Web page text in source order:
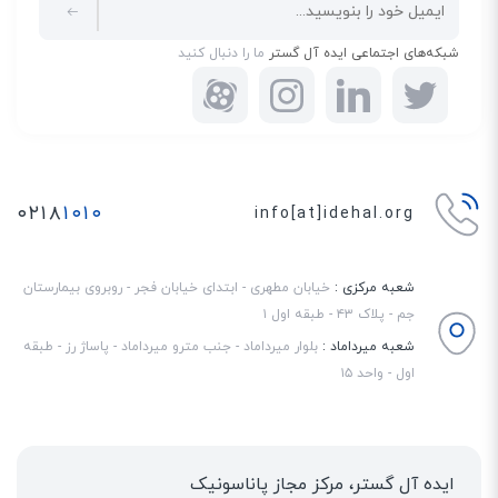
شبکه‌های اجتماعی ایده آل گسترما را دنبال کنید
info[at]idehal.org ۰۲۱۸۱۰۱۰
شعبه مرکزی : خیابان مطهری - ابتدای خیابان فجر - روبروی بیمارستان
جم - پلاک ۴۳ - طبقه اول ۱
شعبه میرداماد : بلوار میرداماد - جنب مترو میرداماد - پاساژ رز - طبقه
اول - واحد ۱۵
ایده آل گستر، مرکز مجاز پاناسونیک